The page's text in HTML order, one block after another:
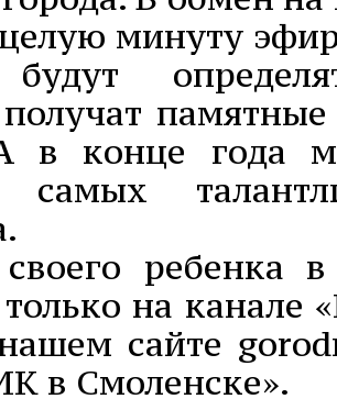
минуту
в конце года
самых
ребенка
на канале
сайте
в Смоленске».